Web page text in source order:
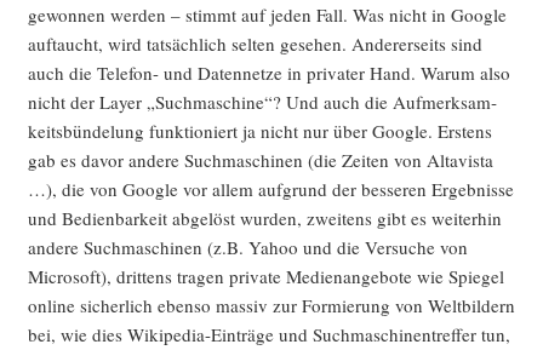
gewon­nen wer­den – stimmt auf jeden Fall. Was nicht in Goog­le
auf­taucht, wird tat­säch­lich sel­ten gese­hen. Ande­rer­seits sind
auch die Tele­fon- und Daten­net­ze in pri­va­ter Hand. War­um also
nicht der Lay­er „Such­ma­schi­ne“? Und auch die Auf­merk­sam­
keits­bün­de­lung funk­tio­niert ja nicht nur über Goog­le. Ers­tens
gab es davor ande­re Such­ma­schi­nen (die Zei­ten von Alta­vis­ta
…), die von Goog­le vor allem auf­grund der bes­se­ren Ergeb­nis­se
und Bedien­bar­keit abge­löst wur­den, zwei­tens gibt es wei­ter­hin
ande­re Such­ma­schi­nen (z.B. Yahoo und die Ver­su­che von
Micro­soft), drit­tens tra­gen pri­va­te Medi­en­an­ge­bo­te wie Spie­gel
online sicher­lich eben­so mas­siv zur For­mie­rung von Welt­bil­dern
bei, wie dies Wiki­pe­dia-Ein­trä­ge und Such­ma­schi­nen­tref­fer tun,